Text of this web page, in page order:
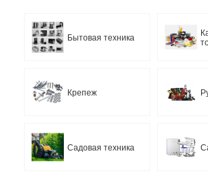
Бытовая техника
Крепеж
Садовая техника